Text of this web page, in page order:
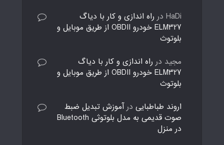
HaDi در راه اندازی و کار با دیاگ
ELM327 خودرو OBDII از طریق موبایل و
بلوتوث
مجید در راه اندازی و کار با دیاگ
ELM327 خودرو OBDII از طریق موبایل و
بلوتوث
اروند طباطبایی درآموزش تبدیل ضبط
صوت قدیمی به مدل بلوتوثی Bluetooth
در منزل